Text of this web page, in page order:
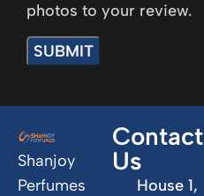
photos to your review.
Shanjoy
Perfumes
Contact
Us
House 1,